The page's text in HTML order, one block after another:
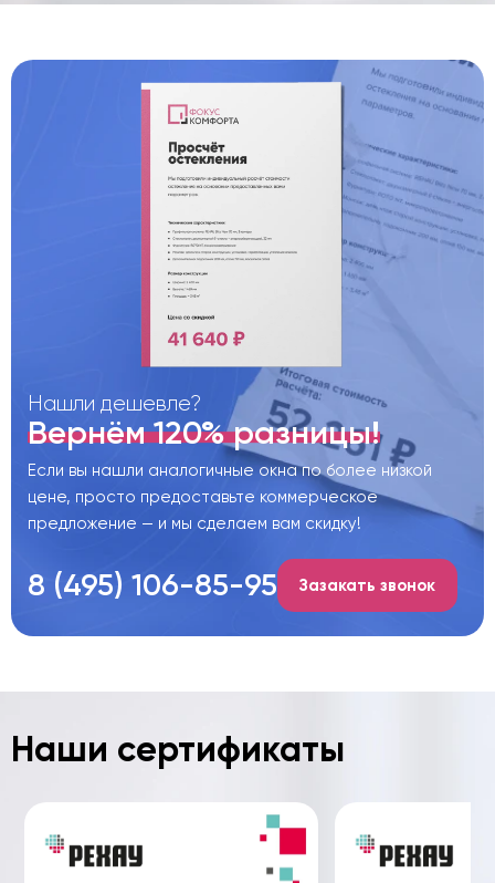
Нашли дешевле?
Вернём 120% разницы!
Если вы нашли аналогичные окна по более низкой
цене, просто предоставьте коммерческое
предложение — и мы сделаем вам скидку!
8 (495) 106-85-95 Зазакать звонок
Наши сертификаты